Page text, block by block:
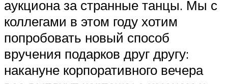
аукциона за странные танцы. Мы с
коллегами в этом году хотим
попробовать новый способ
вручения подарков друг другу:
накануне корпоративного вечера